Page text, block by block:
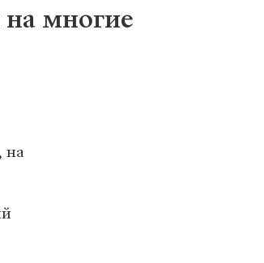
на многие
на